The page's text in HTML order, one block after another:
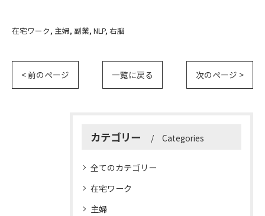
在宅ワーク 主婦 副業 NLP 右脳
< 前のページ 一覧に戻る 次のページ >
カテゴリー Categories
全てのカテゴリー
在宅ワーク
主婦